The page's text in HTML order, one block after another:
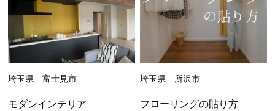
埼玉県 富士見市
モダンインテリア
埼玉県 所沢市
フローリングの貼り方